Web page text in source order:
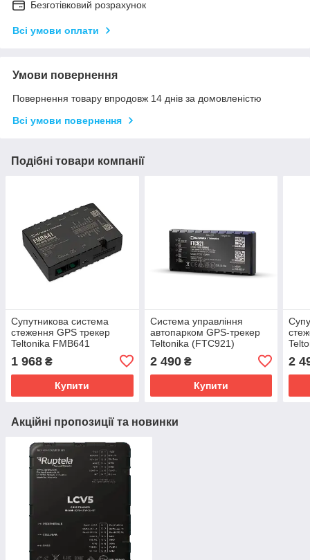
Безготівковий розрахунок
Всі умови оплати
Умови повернення
Повернення товару впродовж 14 днів за домовленістю
Всі умови повернення
Подібні товари компанії
Супутникова система
стеження GPS трекер
Teltonika FMB641
1 968 ₴
Купити
Система управління
автопарком GPS-трекер
Teltonika (FTC921)
2 490₴
Купити
2
Акційні пропозиції та новинки